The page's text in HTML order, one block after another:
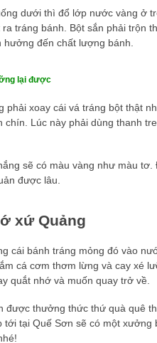
dưới thì đổ lớp nước vàng ở
tráng bánh. Bột sắn phải trộn
đến chất lượng bánh.
lại được
phải xoay cái vá tráng bột thật
chín. Lúc này phải dùng thanh
sẽ có màu vàng như màu tơ.
được lâu.
xứ Quảng
cái bánh tráng mỏng đó vào
cá cơm thơm lừng và cay xé
quắt nhớ và muốn quay trở về.
được thưởng thức thứ quà quê
tại Quế Sơn sẽ có một xưởng